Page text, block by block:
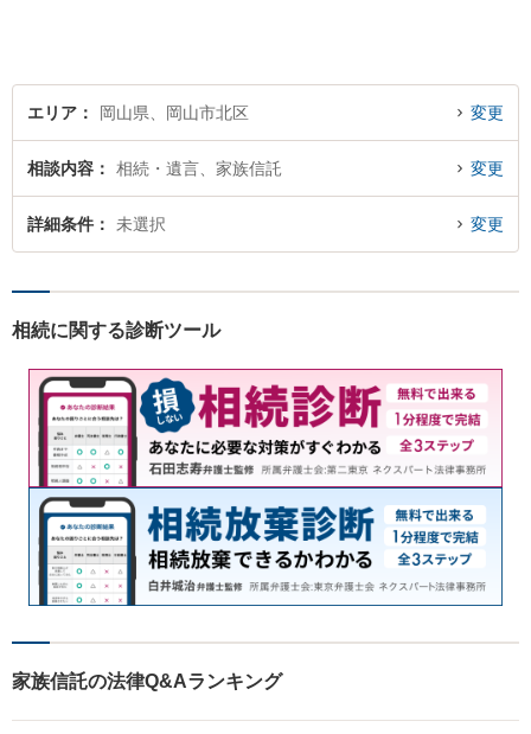
エリア 岡山県、岡山市北区 変更
相談内容 相続・遺言、家族信託 変更
詳細条件 未選択 変更
相続に関する診断ツール
家族信託の法律Q&Aランキング